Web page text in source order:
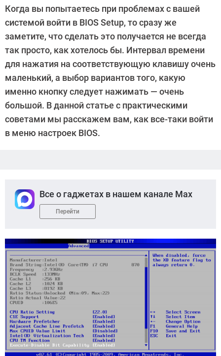
Suslov
Когда вы попытаетесь при проблемах с вашей
системой войти в BIOS Setup, то сразу же
заметите, что сделать это получается не всегда
так просто, как хотелось бы. Интервал времени
для нажатия на соответствующую клавишу очень
маленький, а выбор вариантов того, какую
именно кнопку следует нажимать — очень
большой. В данной статье с практическими
советами мы расскажем вам, как все-таки войти
в меню настроек BIOS.
Все о гаджетах в нашем канале Max
Перейти